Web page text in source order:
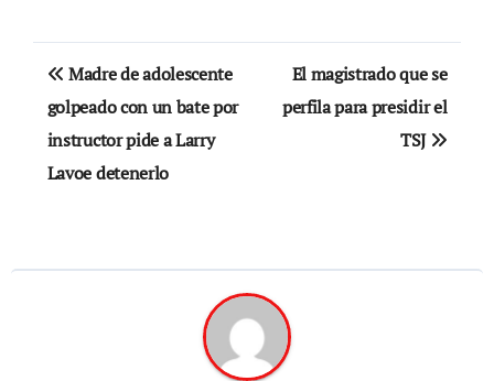
Navegación
de
entradas
Madre de adolescente
golpeado con un bate por
instructor pide a Larry
Lavoe detenerlo
El magistrado que se
perfila para presidir el
TSJ